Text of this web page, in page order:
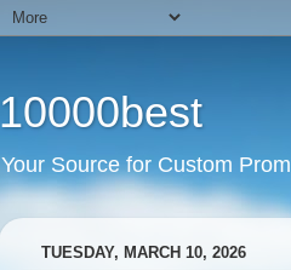
10000best
Your Source for Custom
TUESDAY, MARCH 10, 2026